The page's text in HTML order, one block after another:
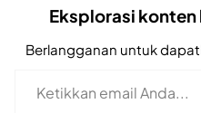
Eksplorasi
Berlangganan untuk